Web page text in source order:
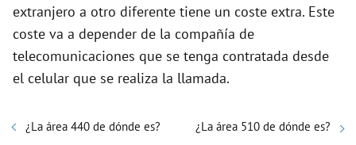
extranjero a otro diferente tiene un coste extra. Este
coste va a depender de la compañía de
telecomunicaciones que se tenga contratada desde
el celular que se realiza la llamada.
¿La área 440 de dónde es? ¿La área 510 de dónde es?